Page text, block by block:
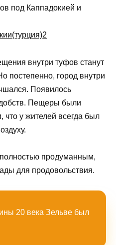
под Каппадокией и
внутри туфов станут
город внутри
Появилось
Пещеры были
что у жителей всегда был
продуманным,
для продовольствия.
20 века Зельве был